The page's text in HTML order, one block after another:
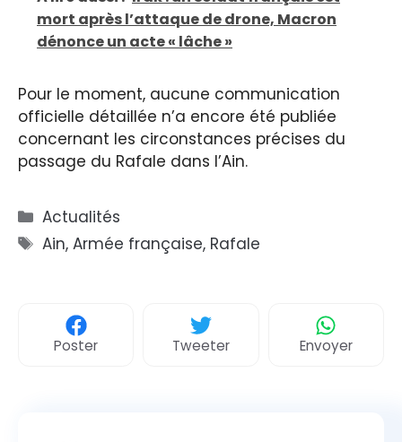
mort après l’attaque de drone, Macron
dénonce un acte « lâche »
Pour le moment, aucune communication
officielle détaillée n’a encore été publiée
concernant les circonstances précises du
passage du Rafale dans l’Ain.
Catégories
Actualités
Étiquettes
Ain,Armée française, Rafale
Poster Tweeter Envoyer